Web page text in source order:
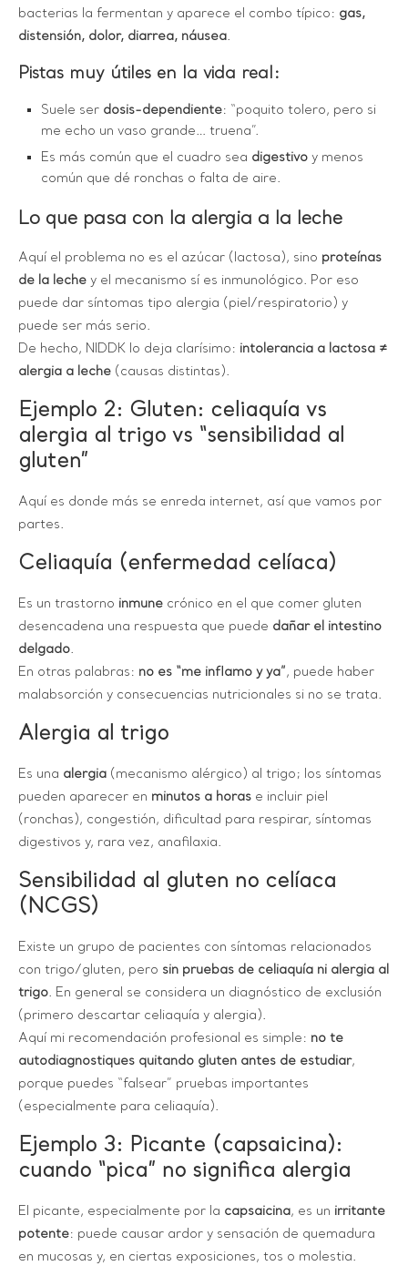
bacterias la fermentan y aparece el combo típico: gas,
distensión, dolor, diarrea, náusea.
Pistas muy útiles en la vida real:
Suele ser dosis-dependiente: “poquito tolero, pero si
me echo un vaso grande… truena”.
Es más común que el cuadro sea digestivo y menos
común que dé ronchas o falta de aire.
Lo que pasa con la alergia a la leche
Aquí el problema no es el azúcar (lactosa), sino proteínas
de la leche y el mecanismo sí es inmunológico. Por eso
puede dar síntomas tipo alergia (piel/respiratorio) y
puede ser más serio.
De hecho, NIDDK lo deja clarísimo: intolerancia a lactosa ≠
alergia a leche (causas distintas).
Ejemplo 2: Gluten: celiaquía vs
alergia al trigo vs “sensibilidad al
gluten”
Aquí es donde más se enreda internet, así que vamos por
partes.
Celiaquía (enfermedad celíaca)
Es un trastorno inmune crónico en el que comer gluten
desencadena una respuesta que puede dañar el intestino
delgado.
En otras palabras: no es “me inflamo y ya”, puede haber
malabsorción y consecuencias nutricionales si no se trata.
Alergia al trigo
Es una alergia (mecanismo alérgico) al trigo; los síntomas
pueden aparecer en minutos a horas e incluir piel
(ronchas), congestión, dificultad para respirar, síntomas
digestivos y, rara vez, anafilaxia.
Sensibilidad al gluten no celíaca
(NCGS)
Existe un grupo de pacientes con síntomas relacionados
con trigo/gluten, pero sin pruebas de celiaquía ni alergia al
trigo. En general se considera un diagnóstico de exclusión
(primero descartar celiaquía y alergia).
Aquí mi recomendación profesional es simple: no te
autodiagnostiques quitando gluten antes de estudiar,
porque puedes “falsear” pruebas importantes
(especialmente para celiaquía).
Ejemplo 3: Picante (capsaicina):
cuando “pica” no significa alergia
El picante, especialmente por la capsaicina, es un irritante
potente: puede causar ardor y sensación de quemadura
en mucosas y, en ciertas exposiciones, tos o molestia.